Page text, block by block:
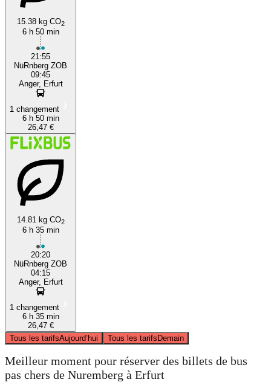
15.38 kg CO2
6 h 50 min
21:55
NüRnberg ZOB
09:45
Anger, Erfurt
1 changement
6 h 50 min
26,47 €
14.81 kg CO2
6 h 35 min
20:20
NüRnberg ZOB
04:15
Anger, Erfurt
1 changement
6 h 35 min
26,47 €
Tous les tarifsAujourd’hui Tous les tarifsDemain
Meilleur moment pour réserver des billets de bus
pas chers de Nuremberg à Erfurt